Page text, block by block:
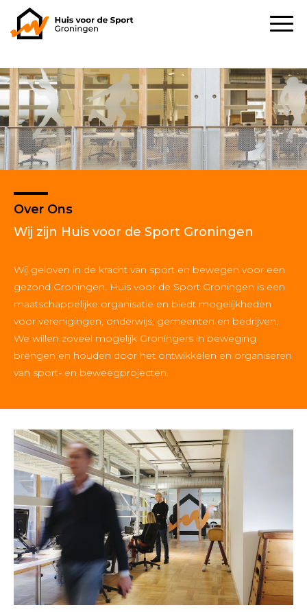
Over Ons
Wij zijn Huis voor de Sport Groningen
Wij geloven in de kracht van sport en bewegen voor een
gezond Groningen. Huis voor de Sport Groningen is een
maatschappelijke organisatie en biedt mogelijkheden
voor verenigingen, onderwijs, gemeenten en bedrijven.
We willen zoveel mogelijk Groningers in beweging
brengen en houden door het ontwikkelen en organiseren
van sport- en beweegprojecten.